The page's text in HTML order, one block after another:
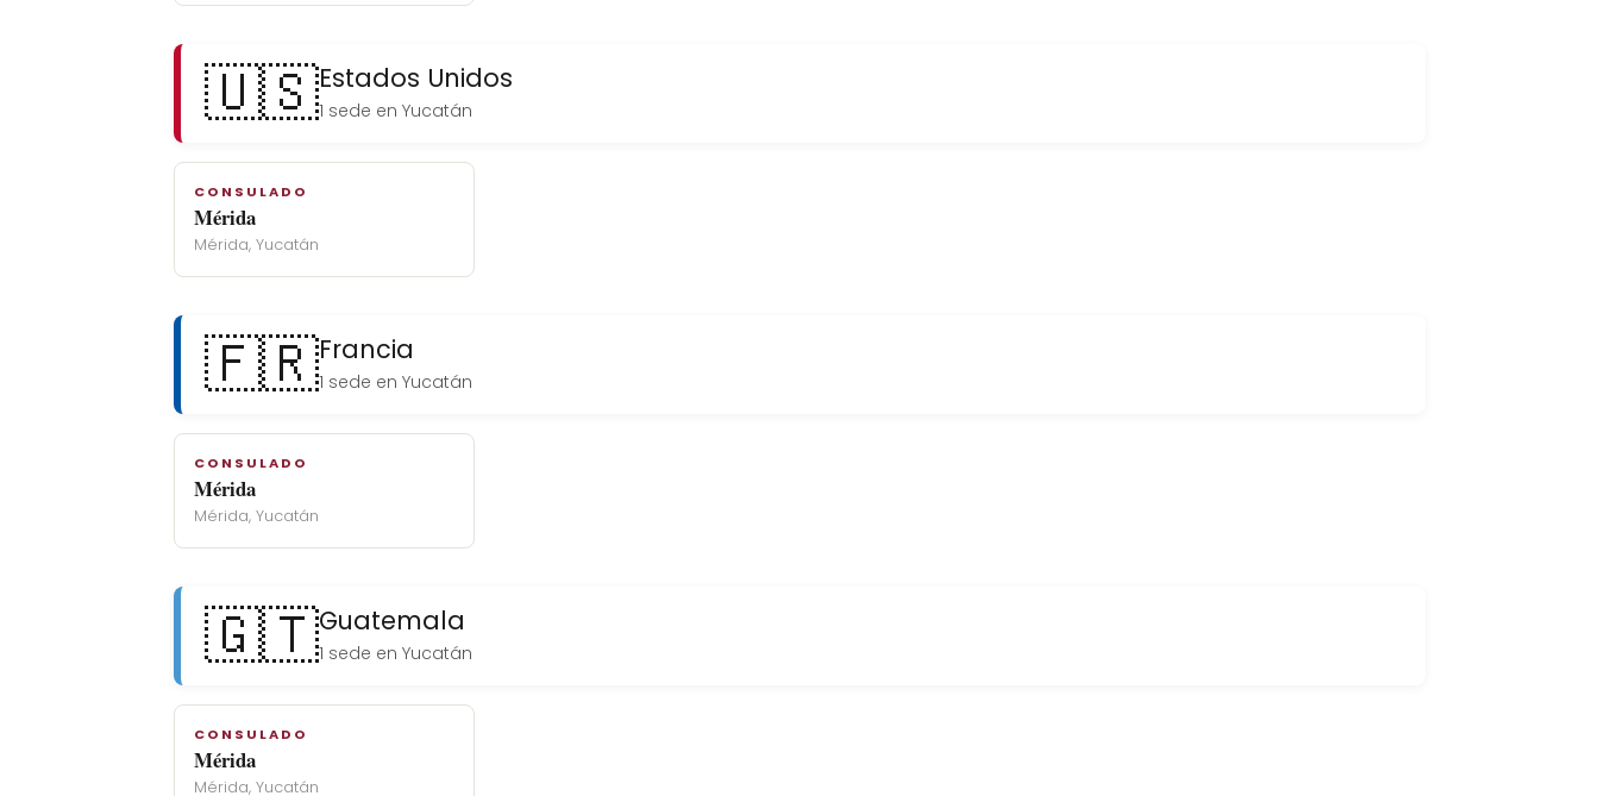
🇺🇸Estados Unidos
1 sede en Yucatán
CONSULADO
Mérida
Mérida, Yucatán
🇫🇷Francia
1 sede en Yucatán
CONSULADO
Mérida
Mérida, Yucatán
🇬🇹Guatemala
1 sede en Yucatán
CONSULADO
Mérida
Mérida, Yucatán